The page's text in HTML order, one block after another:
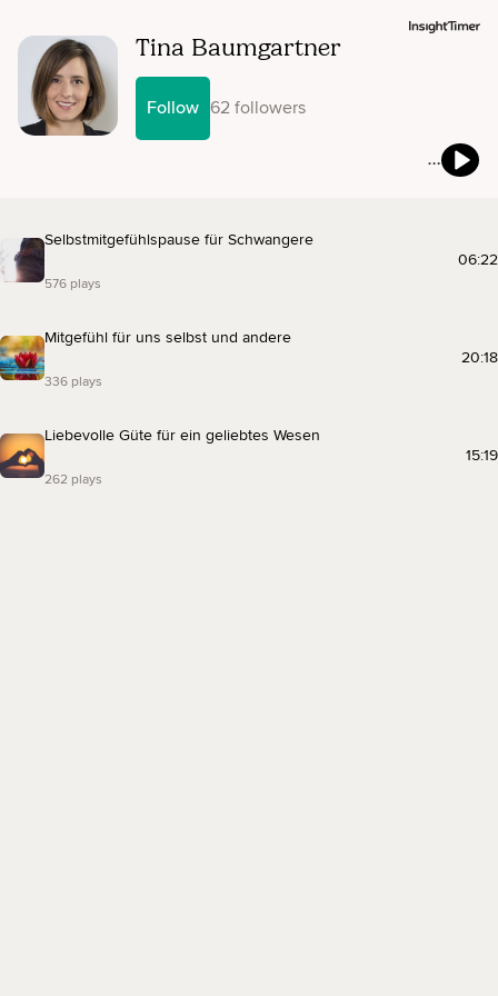
Tina Baumgartner
Follow 62 followers
Selbstmitgefühlspause für Schwangere
576 plays
06:22
Mitgefühl für uns selbst und andere
336 plays
20:18
Liebevolle Güte für ein geliebtes Wesen
262 plays
15:19